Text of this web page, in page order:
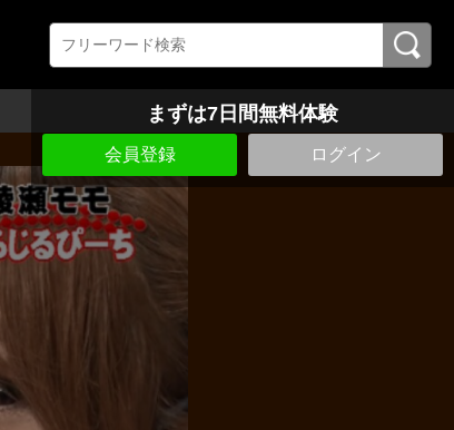
まずは7日間無料体験
会員登録 ログイン